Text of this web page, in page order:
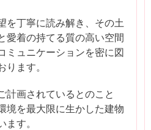
を丁寧に読み解き、その土
愛着の持てる質の高い空間
ミュニケーションを密に図
ます。
計画されているとのこと
境を最大限に生かした建物
す。